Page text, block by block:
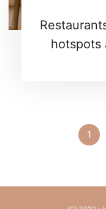
hotspots
1